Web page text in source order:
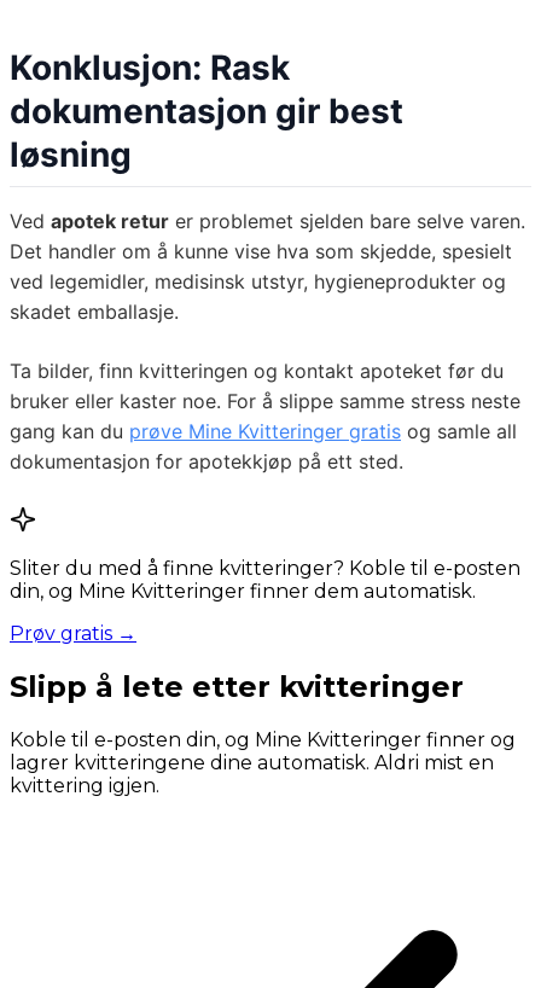
Konklusjon: Rask
dokumentasjon gir best
løsning
Ved apotek retur er problemet sjelden bare selve varen.
Det handler om å kunne vise hva som skjedde, spesielt
ved legemidler, medisinsk utstyr, hygieneprodukter og
skadet emballasje.
Ta bilder, finn kvitteringen og kontakt apoteket før du
bruker eller kaster noe. For å slippe samme stress neste
gang kan du prøve Mine Kvitteringer gratis og samle all
dokumentasjon for apotekkjøp på ett sted.
Sliter du med å finne kvitteringer? Koble til e-posten
din, og Mine Kvitteringer finner dem automatisk.
Prøv gratis →
Slipp å lete etter kvitteringer
Koble til e-posten din, og Mine Kvitteringer finner og
lagrer kvitteringene dine automatisk. Aldri mist en
kvittering igjen.